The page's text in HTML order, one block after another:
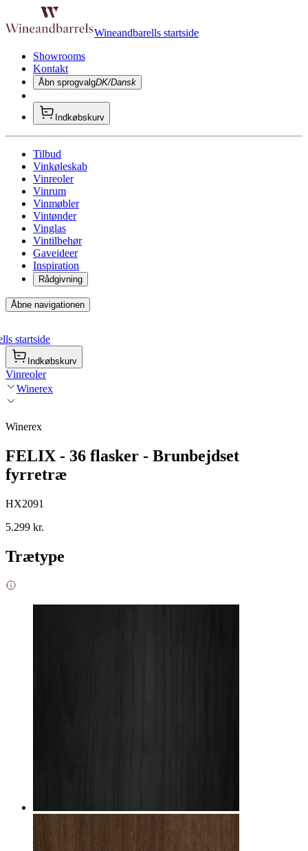
Wineandbarells startside
Showrooms
Kontakt
Åbn sprogvalgDK/Dansk
Indkøbskurv
Tilbud
Vinkøleskab
Vinreoler
Vinrum
Vinmøbler
Vintønder
Vinglas
Vintilbehør
Gaveideer
Inspiration
Rådgivning
Åbne navigationen
startside
Indkøbskurv
Vinreoler
Winerex
Winerex
FELIX - 36 flasker - Brunbejdset
fyrretræ
HX2091
5.299 kr.
Trætype